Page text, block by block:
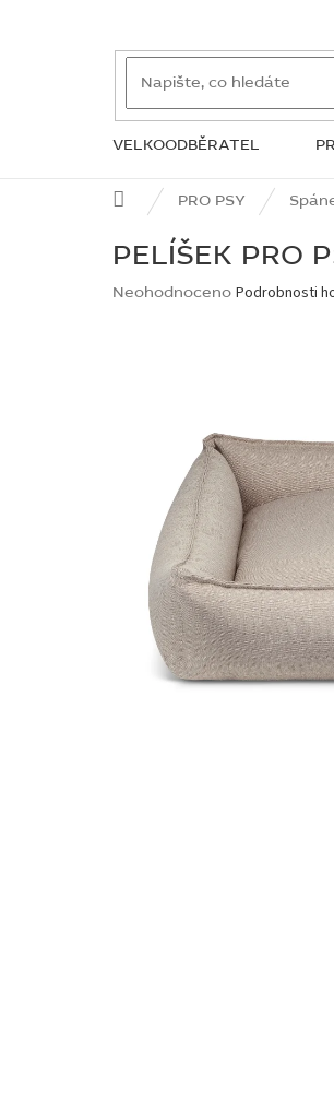
VELKOODBĚRATEL
ZNAČKY
Domů PRO PSY
PELÍŠEK PRO
Průměrné
Neohodnoceno Podrobnosti